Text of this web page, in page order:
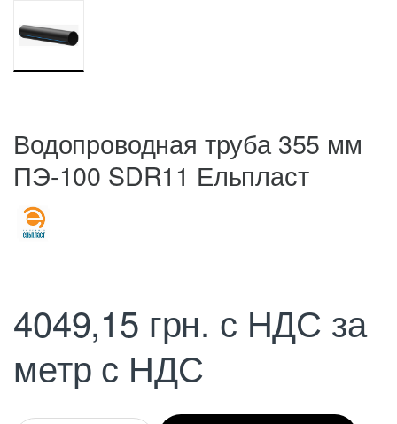
Водопроводная труба 355 мм
ПЭ-100 SDR11 Ельпласт
4049,15 грн. с НДС за
метр с НДС